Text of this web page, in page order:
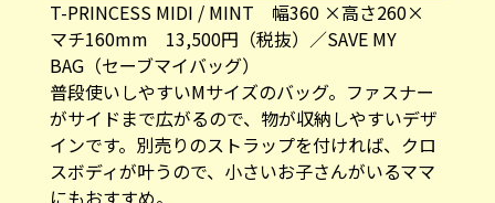
BAG（セーブマイバッグ）
普段使いしやすいMサイズのバッグ。ファスナー
がサイドまで広がるので、物が収納しやすいデザ
インです。別売りのストラップを付ければ、クロ
スボディが叶うので、小さいお子さんがいるママ
にもおすすめ。
購入はこちらから